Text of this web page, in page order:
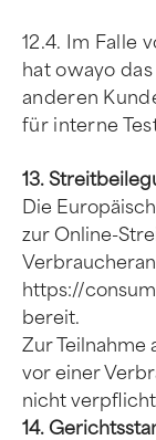
12.4. Im Falle
hat owayo
anderen
für interne
13.
Die
zur Online-
https://
bereit.
Zur Teilnahme
vor einer
nicht
14.